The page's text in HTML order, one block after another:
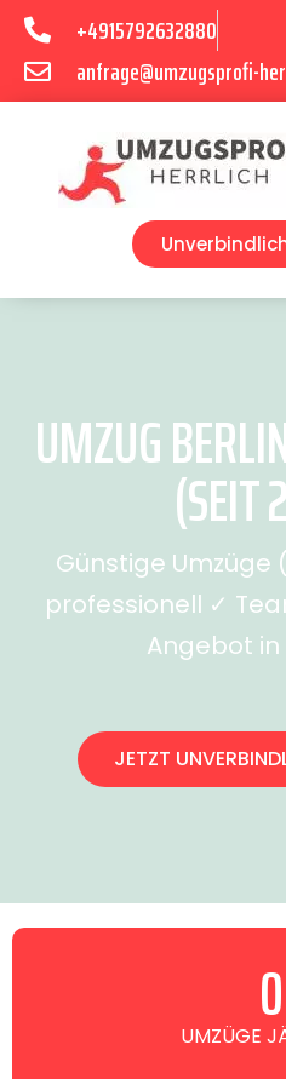
+4915792632880
anfrage@umzugsprofi-
UMZUG
Günstige Umzüge
professionell ✓
Angebot in
JETZT
UMZÜGE0